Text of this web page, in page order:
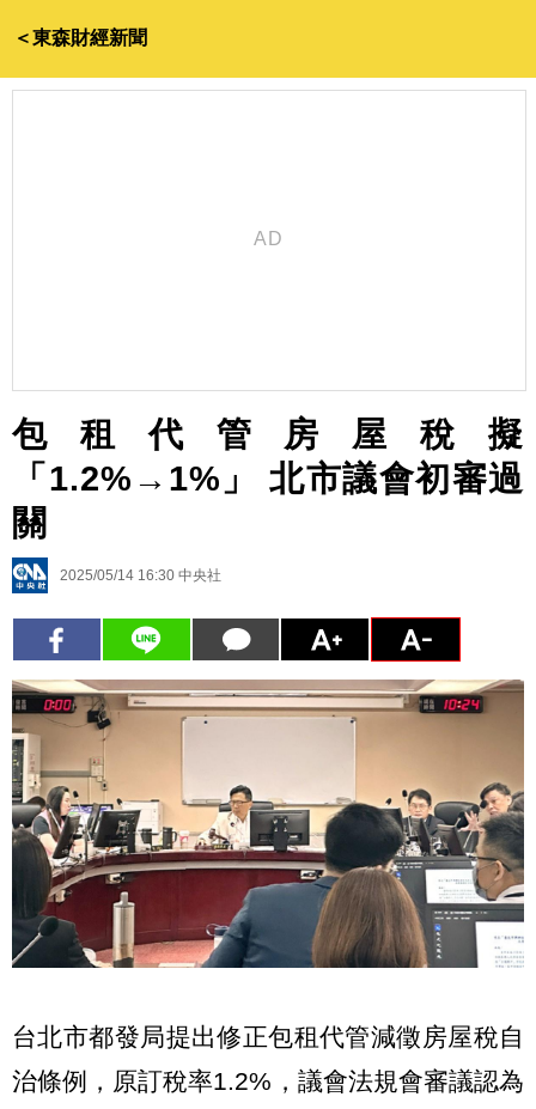
＜東森財經新聞
包租代管房屋稅擬
「1.2%→1%」 北市議會初審過
關
2025/05/14 16:30 中央社
台北市都發局提出修正包租代管減徵房屋稅自
治條例，原訂稅率1.2%，議會法規會審議認為